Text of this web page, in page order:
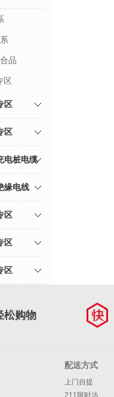
品
区
区
区
电桩电缆
缘电线
区
区
区
松购物
配送方式
上门自提
211限时达